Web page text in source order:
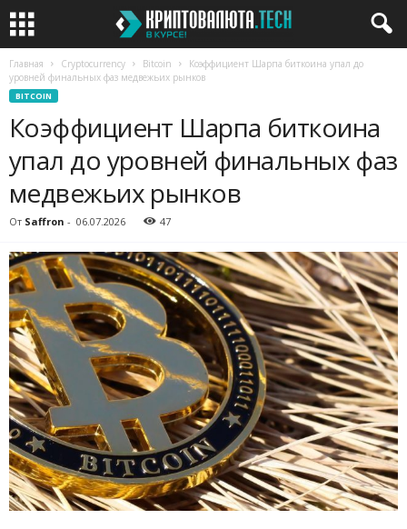
Главная Cryptocurrency Bitcoin
Коэффициент Шарпа биткоина упал до
уровней финальных фаз медвежьих рынков
BITCOIN
Коэффициент Шарпа биткоина
упал до уровней финальных фаз
медвежьих рынков
От Saffron - 06.07.2026 47